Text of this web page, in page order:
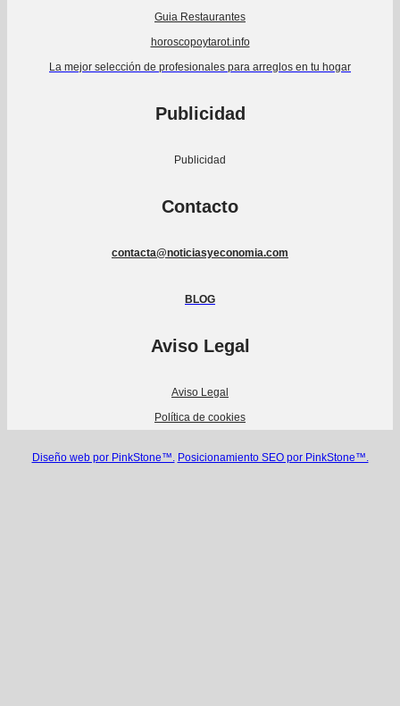
Guia Restaurantes
horoscopoytarot.info
La mejor selección de profesionales para arreglos en tu hogar
Publicidad
Publicidad
Contacto
contacta@noticiasyeconomia.com
BLOG
Aviso Legal
Aviso Legal
Política de cookies
Diseño web por PinkStone™. Posicionamiento SEO por PinkStone™.